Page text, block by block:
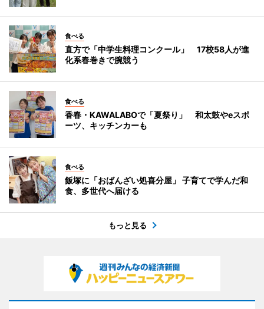
食べる
直方で「中学生料理コンクール」 17校58人が進
化系春巻きで腕競う
食べる
香春・KAWALABOで「夏祭り」 和太鼓やeスポ
ーツ、キッチンカーも
食べる
飯塚に「おばんざい処喜分屋」 子育てで学んだ和
食、多世代へ届ける
もっと見る